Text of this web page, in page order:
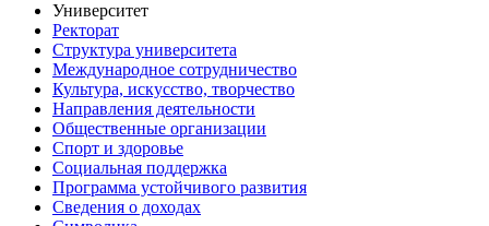
Университет
Ректорат
Структура университета
Международное сотрудничество
Культура, искусство, творчество
Направления деятельности
Общественные организации
Спорт и здоровье
Социальная поддержка
Программа устойчивого развития
Сведения о доходах